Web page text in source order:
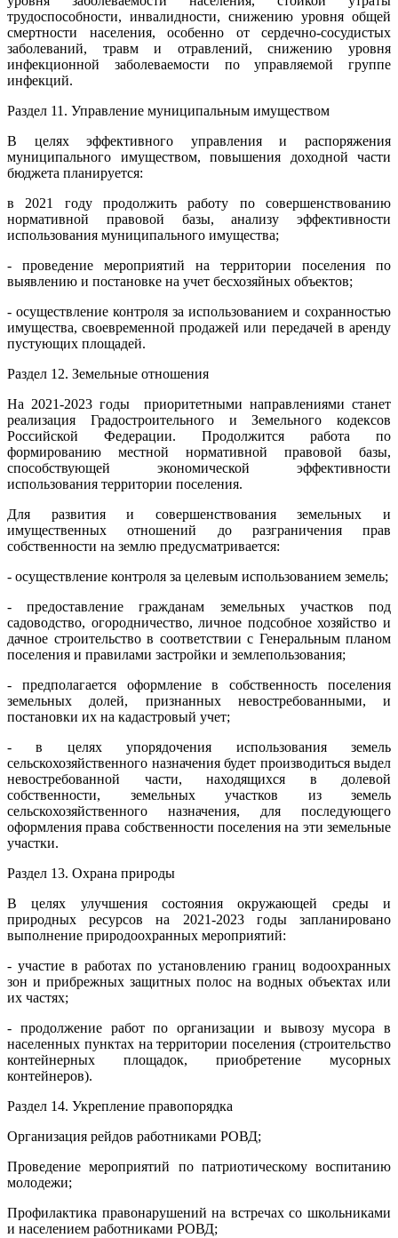
трудоспособности, инвалидности, снижению уровня общей
смертности населения, особенно от сердечно-сосудистых
заболеваний, травм и отравлений, снижению уровня
инфекционной заболеваемости по управляемой группе
инфекций.
Раздел 11. Управление муниципальным имуществом
В целях эффективного управления и распоряжения
муниципального имуществом, повышения доходной части
бюджета планируется:
в 2021 году продолжить работу по совершенствованию
нормативной правовой базы, анализу эффективности
использования муниципального имущества;
- проведение мероприятий на территории поселения по
выявлению и постановке на учет бесхозяйных объектов;
- осуществление контроля за использованием и сохранностью
имущества, своевременной продажей или передачей в аренду
пустующих площадей.
Раздел 12. Земельные отношения
На 2021-2023 годы приоритетными направлениями станет
реализация Градостроительного и Земельного кодексов
Российской Федерации. Продолжится работа по
формированию местной нормативной правовой базы,
способствующей экономической эффективности
использования территории поселения.
Для развития и совершенствования земельных и
имущественных отношений до разграничения прав
собственности на землю предусматривается:
- осуществление контроля за целевым использованием земель;
- предоставление гражданам земельных участков под
садоводство, огородничество, личное подсобное хозяйство и
дачное строительство в соответствии с Генеральным планом
поселения и правилами застройки и землепользования;
- предполагается оформление в собственность поселения
земельных долей, признанных невостребованными, и
постановки их на кадастровый учет;
- в целях упорядочения использования земель
сельскохозяйственного назначения будет производиться выдел
невостребованной части, находящихся в долевой
собственности, земельных участков из земель
сельскохозяйственного назначения, для последующего
оформления права собственности поселения на эти земельные
участки.
Раздел 13. Охрана природы
В целях улучшения состояния окружающей среды и
природных ресурсов на 2021-2023 годы запланировано
выполнение природоохранных мероприятий:
- участие в работах по установлению границ водоохранных
зон и прибрежных защитных полос на водных объектах или
их частях;
- продолжение работ по организации и вывозу мусора в
населенных пунктах на территории поселения (строительство
контейнерных площадок, приобретение мусорных
контейнеров).
Раздел 14. Укрепление правопорядка
Организация рейдов работниками РОВД;
Проведение мероприятий по патриотическому воспитанию
молодежи;
Профилактика правонарушений на встречах со школьниками
и населением работниками РОВД;